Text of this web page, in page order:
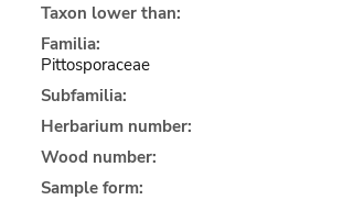
Taxon lower than:
Familia:
Pittosporaceae
Subfamilia:
Herbarium number:
Wood number:
Sample form: